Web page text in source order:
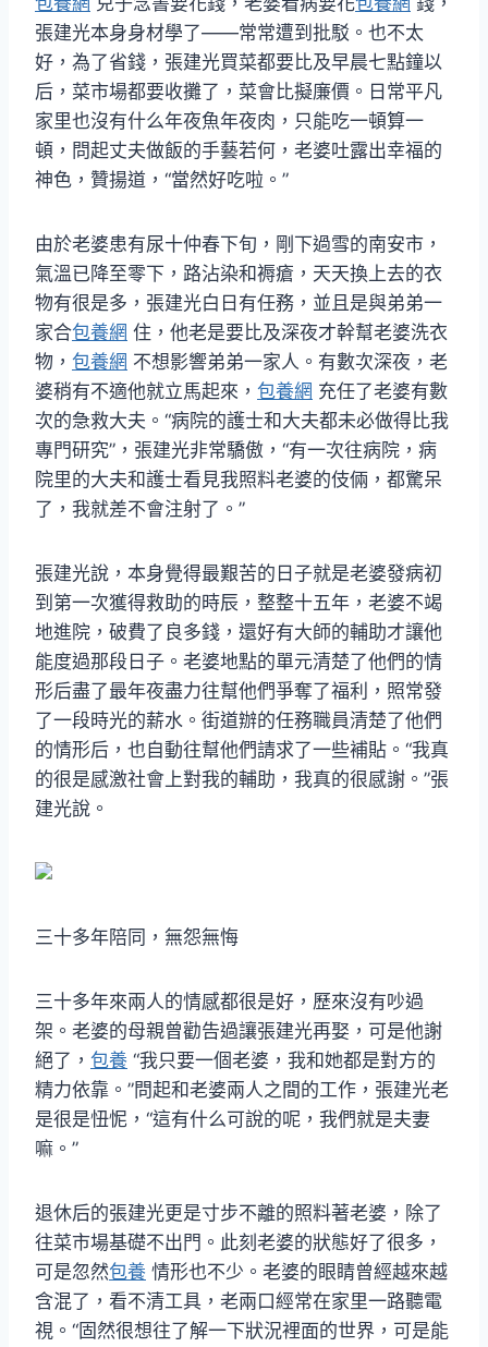
張建光本身身材學了——常常遭到批駁。也不太
好，為了省錢，張建光買菜都要比及早晨七點鐘以
后，菜市場都要收攤了，菜會比擬廉價。日常平凡
家里也沒有什么年夜魚年夜肉，只能吃一頓算一
頓，問起丈夫做飯的手藝若何，老婆吐露出幸福的
神色，贊揚道，“當然好吃啦。”
由於老婆患有尿十仲春下旬，剛下過雪的南安市，
氣溫已降至零下，路沾染和褥瘡，天天換上去的衣
物有很是多，張建光白日有任務，並且是與弟弟一
家合包養網 住，他老是要比及深夜才幹幫老婆洗衣
物， 包養網 不想影響弟弟一家人。有數次深夜，老
婆稍有不適他就立馬起來， 包養網 充任了老婆有數
次的急救大夫。“病院的護士和大夫都未必做得比我
專門研究”，張建光非常驕傲，“有一次往病院，病
院里的大夫和護士看見我照料老婆的伎倆，都驚呆
了，我就差不會注射了。”
張建光說，本身覺得最艱苦的日子就是老婆發病初
到第一次獲得救助的時辰，整整十五年，老婆不竭
地進院，破費了良多錢，還好有大師的輔助才讓他
能度過那段日子。老婆地點的單元清楚了他們的情
形后盡了最年夜盡力往幫他們爭奪了福利，照常發
了一段時光的薪水。街道辦的任務職員清楚了他們
的情形后，也自動往幫他們請求了一些補貼。“我真
的很是感激社會上對我的輔助，我真的很感謝。”張
建光說。
三十多年陪同，無怨無悔
三十多年來兩人的情感都很是好，歷來沒有吵過
架。老婆的母親曾勸告過讓張建光再娶，可是他謝
絕了， 包養 “我只要一個老婆，我和她都是對方的
精力依靠。”問起和老婆兩人之間的工作，張建光老
是很是忸怩，“這有什么可說的呢，我們就是夫妻
嘛。”
退休后的張建光更是寸步不離的照料著老婆，除了
往菜市場基礎不出門。此刻老婆的狀態好了很多，
可是忽然包養 情形也不少。老婆的眼睛曾經越來越
含混了，看不清工具，老兩口經常在家里一路聽電
視。“固然很想往了解一下狀況裡面的世界，可是能